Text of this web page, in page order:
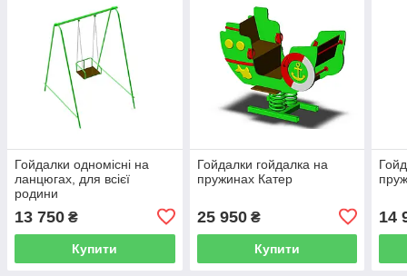
Гойдалки одномісні на
ланцюгах, для всієї
родини
13 750 ₴
Купити
Гойдалки гойдалка на
пружинах Катер
25 950₴
Купити
14